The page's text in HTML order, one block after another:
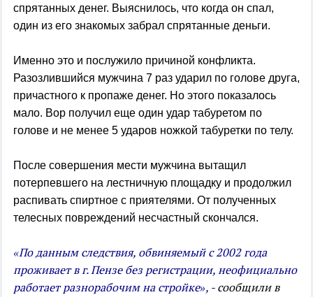
спрятанных денег. Выяснилось, что когда он спал,
один из его знакомых забрал спрятанные деньги.
Именно это и послужило причиной конфликта.
Разозлившийся мужчина 7 раз ударил по голове друга,
причастного к пропаже денег. Но этого показалось
мало. Вор получил еще один удар табуретом по
голове и не менее 5 ударов ножкой табуретки по телу.
После совершения мести мужчина вытащил
потерпевшего на лестничную площадку и продолжил
распивать спиртное с приятелями. От полученных
телесных повреждений несчастный скончался.
«По данным следствия, обвиняемый с 2002 года
проживает в г. Пензе без регистрации, неофициально
работает разнорабочим на стройке», - сообщили в